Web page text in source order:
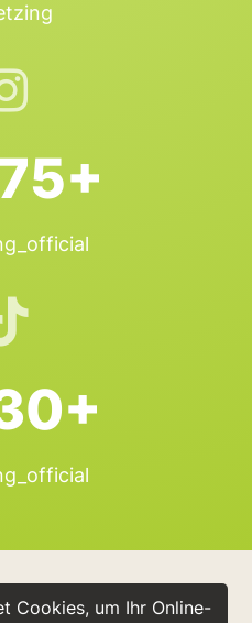
Cookies, um Ihr Online-